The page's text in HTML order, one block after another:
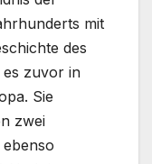
mit
des
zuvor in
Sie
zwei